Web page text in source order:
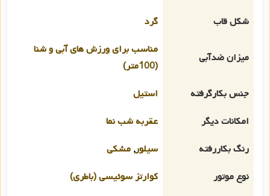
شکل قاب
گرد
میزان ضدآبی
مناسب برای ورزش های آبی و شنا
(100متر)
جنس بکارگرفته
استیل
امکانات دیگر
عقربه شب نما
رنگ بکاررفته
سیلور, مشکی
نوع موتور
کوارتز سوئیسی (باطری)